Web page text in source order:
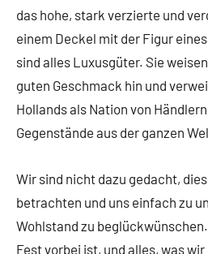
das hohe, stark verzierte und
einem Deckel mit der Figur
sind alles Luxusgüter. Sie
guten Geschmack hin und
Hollands als Nation von
Gegenstände aus der ganzen
Wir sind nicht dazu gedacht,
betrachten und uns einfach zu
Wohlstand zu
Fest vorbei ist, und alles, was